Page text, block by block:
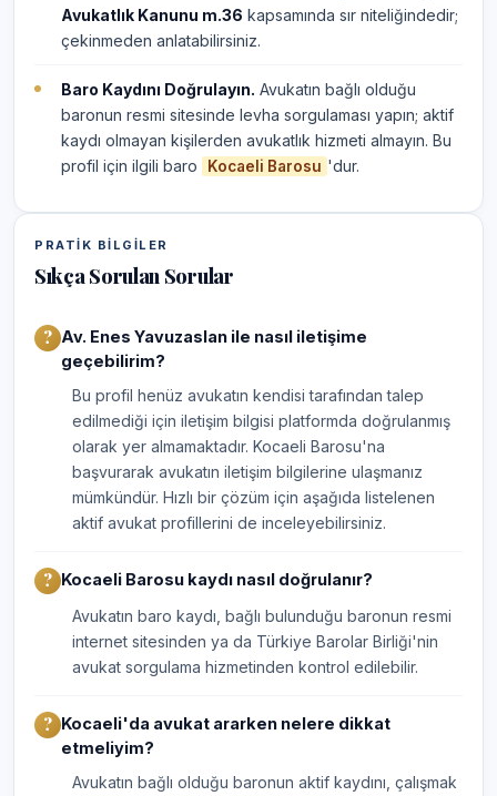
Avukatlık Kanunu m.36 kapsamında sır niteliğindedir;
çekinmeden anlatabilirsiniz.
Baro Kaydını Doğrulayın. Avukatın bağlı olduğu
baronun resmi sitesinde levha sorgulaması yapın; aktif
kaydı olmayan kişilerden avukatlık hizmeti almayın. Bu
profil için ilgili baro
Kocaeli Barosu 'dur.
PRATIK BILGILER
Sıkça Sorulan Sorular
Av. Enes Yavuzaslan ile nasıl iletişime
geçebilirim?
Bu profil henüz avukatın kendisi tarafından talep
edilmediği için iletişim bilgisi platformda doğrulanmış
olarak yer almamaktadır. Kocaeli Barosu'na
başvurarak avukatın iletişim bilgilerine ulaşmanız
mümkündür. Hızlı bir çözüm için aşağıda listelenen
aktif avukat profillerini de inceleyebilirsiniz.
Kocaeli Barosu kaydı nasıl doğrulanır?
Avukatın baro kaydı, bağlı bulunduğu baronun resmi
internet sitesinden ya da Türkiye Barolar Birliği'nin
avukat sorgulama hizmetinden kontrol edilebilir.
Kocaeli'da avukat ararken nelere dikkat
etmeliyim?
Avukatın bağlı olduğu baronun aktif kaydını, çalışmak